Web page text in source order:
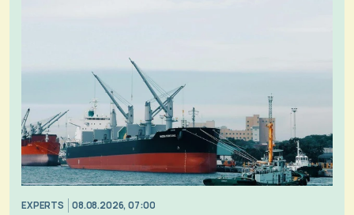
EXPERTS 08.08.2026, 07:00